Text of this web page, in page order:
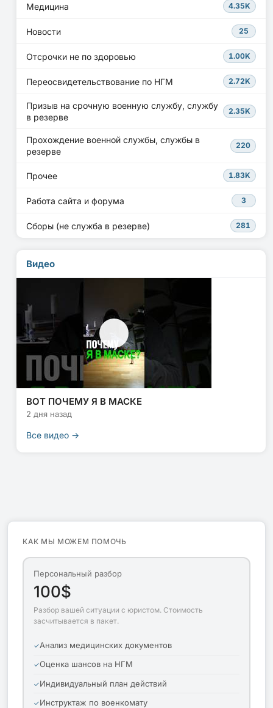
Медицина 4.35K
Новости 25
Отсрочки не по здоровью 1.00K
Переосвидетельствование по НГМ 2.72K
Призыв на срочную военную службу, службу
в резерве
2.35K
Прохождение военной службы, службы в
резерве
220
Прочее 1.83K
Работа сайта и форума 3
Сборы (не служба в резерве) 281
Видео
ВОТ ПОЧЕМУ Я В МАСКЕ
2 дня назад
Все видео →
КАК МЫ МОЖЕМ ПОМОЧЬ
Персональный разбор
100$
Разбор вашей ситуации с юристом. Стоимость
засчитывается в пакет.
Анализ медицинских документов
Оценка шансов на НГМ
Индивидуальный план действий
Инструктаж по военкомату